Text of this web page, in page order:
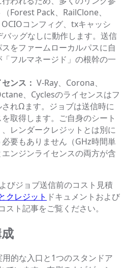
Forest Pack、RailClone、
コンフィグ、txキャッシ
バッグなしに動作します。送信
をファームローカルパスに自
フルマネージド」の根幹の一
ンス： V-Ray、Corona、
、Cyclesのライセンスはフ
れΩます。ジョブは送信時に
取得します。ご自身のシート
レンダークレジットとは別に
要もありません（GHz時間単
ンジンライセンスの両方が含
びジョブ送信前のコスト見積
クレジット ドキュメントおよび
ト記事をご覧ください。
的な入口と1つのスタンドア